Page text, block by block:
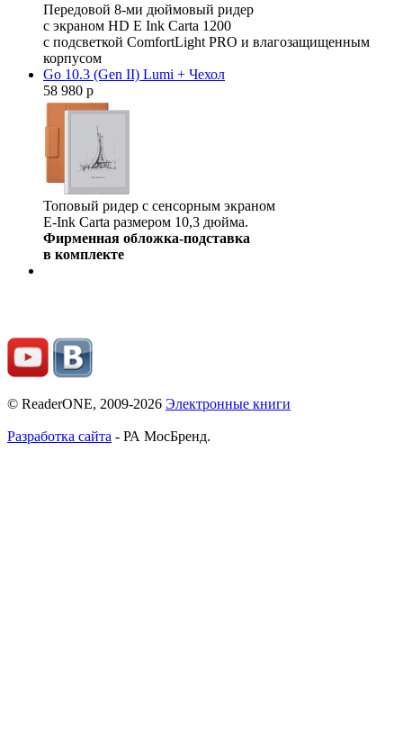
Передовой 8-ми дюймовый ридер
с экраном HD E Ink Carta 1200
с подсветкой ComfortLight PRO и влагозащищенным
корпусом
Go 10.3 (Gen II) Lumi + Чехол
58 980 р
Топовый ридер с сенсорным экраном
E-Ink Carta размером 10,3 дюйма.
Фирменная обложка-подставка
в комплекте
© ReaderONE, 2009-2026 Электронные книги
Разработка сайта - РА МосБренд.